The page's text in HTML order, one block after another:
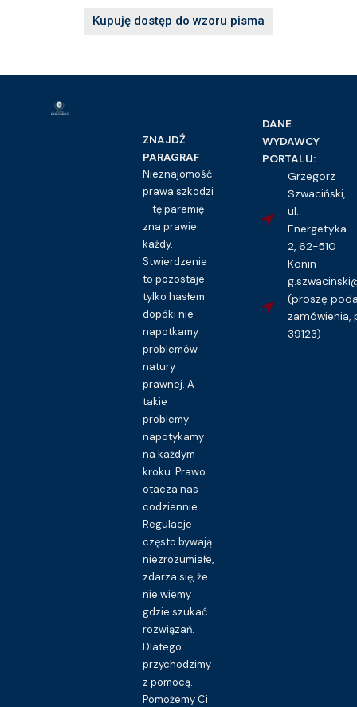
Kupuję dostęp do wzoru pisma
ZNAJDŹ
PARAGRAF
Nieznajomość
prawa szkodzi
– tę paremię
zna prawie
każdy.
Stwierdzenie
to pozostaje
tylko hasłem
dopóki nie
napotkamy
problemów
natury
prawnej. A
takie
problemy
napotykamy
na każdym
kroku. Prawo
otacza nas
codziennie.
Regulacje
często bywają
niezrozumiałe,
zdarza się, że
nie wiemy
gdzie szukać
rozwiązań.
Dlatego
przychodzimy
z pomocą.
Pomożemy Ci
DANE
WYDAWCY
PORTALU:
Grzegorz
Szwaciński,
ul.
Energetyka
2, 62-510
Konin
(proszę
zamówienia,
39123)